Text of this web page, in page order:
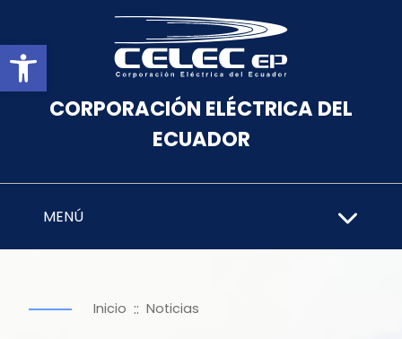
Abrir barra de herramientas
CORPORACIÓN ELÉCTRICA DEL
ECUADOR
MENÚ
Inicio :: Noticias